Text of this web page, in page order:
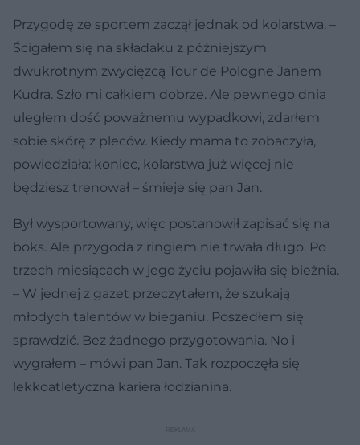
Przygodę ze sportem zaczął jednak od kolarstwa. –
Ścigałem się na składaku z późniejszym
dwukrotnym zwycięzcą Tour de Pologne Janem
Kudra. Szło mi całkiem dobrze. Ale pewnego dnia
uległem dość poważnemu wypadkowi, zdarłem
sobie skórę z pleców. Kiedy mama to zobaczyła,
powiedziała: koniec, kolarstwa już więcej nie
będziesz trenował – śmieje się pan Jan.
Był wysportowany, więc postanowił zapisać się na
boks. Ale przygoda z ringiem nie trwała długo. Po
trzech miesiącach w jego życiu pojawiła się bieżnia.
– W jednej z gazet przeczytałem, że szukają
młodych talentów w bieganiu. Poszedłem się
sprawdzić. Bez żadnego przygotowania. No i
wygrałem – mówi pan Jan. Tak rozpoczęła się
lekkoatletyczna kariera łodzianina.